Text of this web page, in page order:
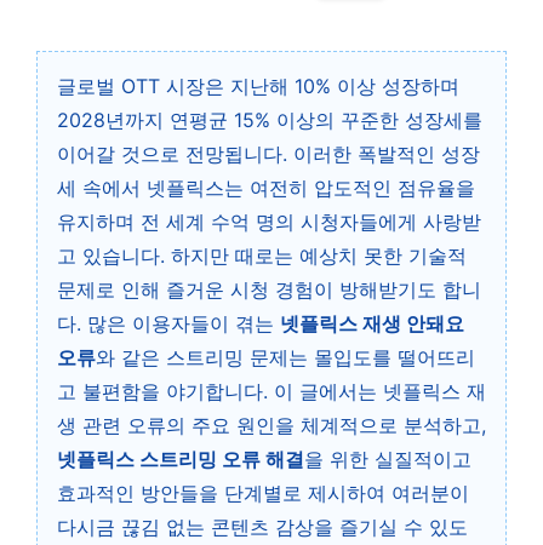
글로벌 OTT 시장은 지난해 10% 이상 성장하며
2028년까지 연평균 15% 이상의 꾸준한 성장세를
이어갈 것으로 전망됩니다. 이러한 폭발적인 성장
세 속에서 넷플릭스는 여전히 압도적인 점유율을
유지하며 전 세계 수억 명의 시청자들에게 사랑받
고 있습니다. 하지만 때로는 예상치 못한 기술적
문제로 인해 즐거운 시청 경험이 방해받기도 합니
다. 많은 이용자들이 겪는 넷플릭스 재생 안돼요
오류와 같은 스트리밍 문제는 몰입도를 떨어뜨리
고 불편함을 야기합니다. 이 글에서는 넷플릭스 재
생 관련 오류의 주요 원인을 체계적으로 분석하고,
넷플릭스 스트리밍 오류 해결을 위한 실질적이고
효과적인 방안들을 단계별로 제시하여 여러분이
다시금 끊김 없는 콘텐츠 감상을 즐기실 수 있도